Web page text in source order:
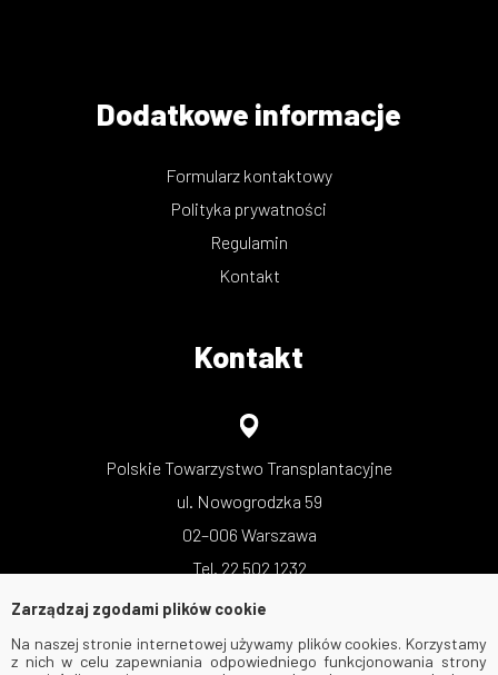
Dodatkowe informacje
Formularz kontaktowy
Polityka prywatności
Regulamin
Kontakt
Kontakt
Polskie Towarzystwo Transplantacyjne
ul. Nowogrodzka 59
02–006 Warszawa
Tel. 22 502 1232
Zarządzaj zgodami plików cookie
Na naszej stronie internetowej używamy plików cookies. Korzystamy
z nich w celu zapewniania odpowiedniego funkcjonowania strony